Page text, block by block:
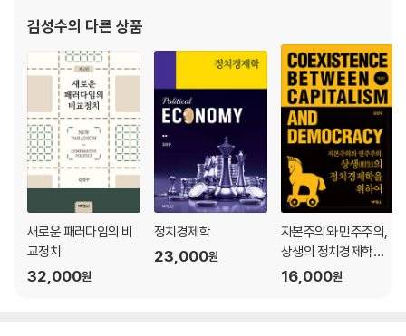
제5절 정치문화론의 한계와 의의 146
제5장 합리적 선택 149
제1절 합리적 선택 이론의 발전 151
제2절 합리성의 개념 156
제3절 합리적 선택의 모형과 방법론 157
제4절 합리적 선택 이론의 여러 형태 171
제5절 합리적 선택 이론의 한계와 전망 179
제6장 정치제도 182
제1절 제도주의 이론의 발전과정 183
제2절 구제도주의와 신제도주의 비교 185
김성수의 다른 상품
새로운 패러다임의 비
교정치
32,000원
정치경제학
23,000원
자본주의와 민주주의,
상생의 정치경제학을
위하여
16,000원